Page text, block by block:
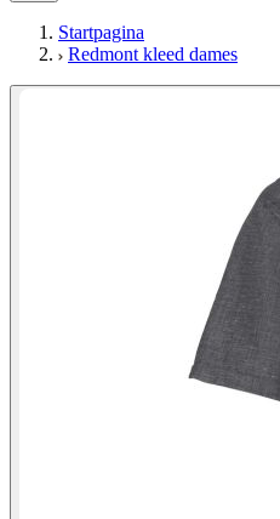
Startpagina
Redmont kleed dames